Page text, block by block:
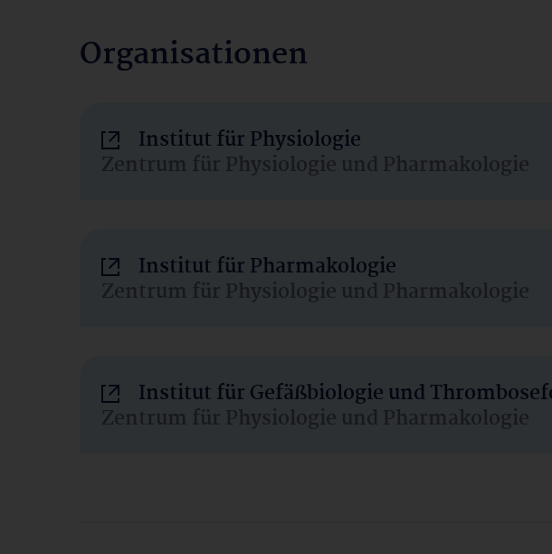
Organisationen
Institut für Physiologie
Zentrum für Physiologie und Pharmakologie
Institut für Pharmakologie
Zentrum für Physiologie und Pharmakologie
Institut für Gefäßbiologie und
Zentrum für Physiologie und Pharmakologie